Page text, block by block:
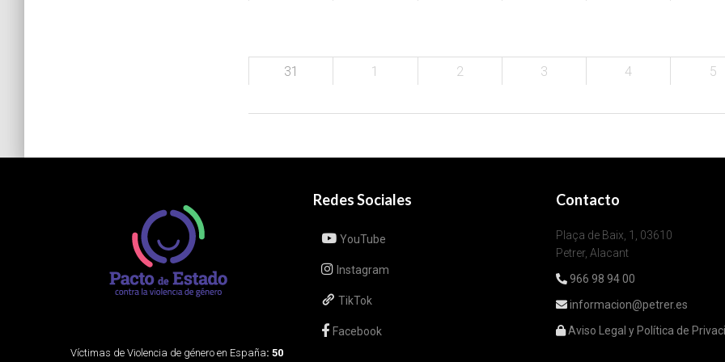
31 1 2 3 4 5
Víctimas de Violencia de género en España: 50
Redes Sociales
YouTube
Instagram
TikTok
Facebook
Contacto
Plaça de Baix, 1, 03610
Petrer, Alacant
966 98 94 00
informacion@petrer.es
Aviso Legal y Política de